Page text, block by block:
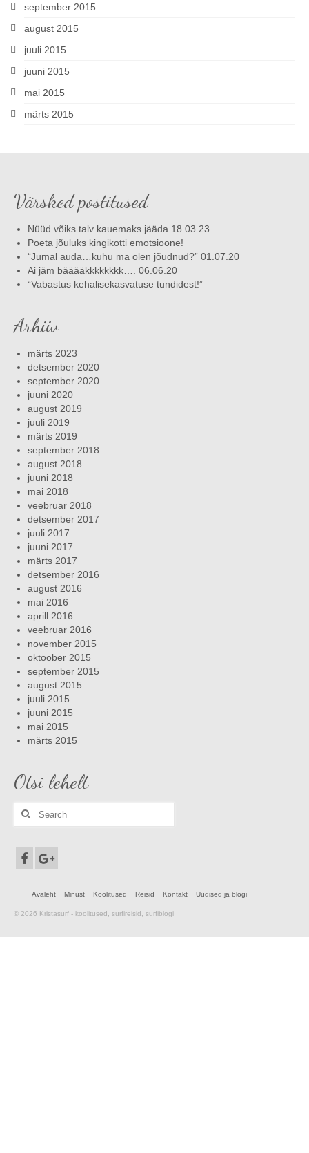
september 2015
august 2015
juuli 2015
juuni 2015
mai 2015
märts 2015
Värsked postitused
Nüüd võiks talv kauemaks jääda 18.03.23
Poeta jõuluks kingikotti emotsioone!
“Jumal auda…kuhu ma olen jõudnud?” 01.07.20
Ai jäm bääääkkkkkkkk…. 06.06.20
“Vabastus kehalisekasvatuse tundidest!”
Arhiiv
märts 2023
detsember 2020
september 2020
juuni 2020
august 2019
juuli 2019
märts 2019
september 2018
august 2018
juuni 2018
mai 2018
veebruar 2018
detsember 2017
juuli 2017
juuni 2017
märts 2017
detsember 2016
august 2016
mai 2016
aprill 2016
veebruar 2016
november 2015
oktoober 2015
september 2015
august 2015
juuli 2015
juuni 2015
mai 2015
märts 2015
Otsi lehelt
Search
Avaleht Minust Koolitused Reisid Kontakt Uudised ja blogi
© 2026 Kristasurf - koolitused, surfireisid, surfiblogi